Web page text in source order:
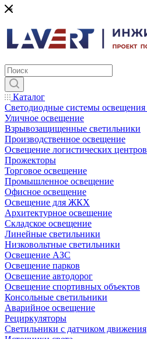
Каталог
Светодиодные системы освещения
Уличное освещение
Взрывозащищенные светильники
Производственное освещение
Освещение логистических центров
Прожекторы
Торговое освещение
Промышленное освещение
Офисное освещение
Освещение для ЖКХ
Архитектурное освещение
Складское освещение
Линейные светильники
Низковольтные светильники
Освещение АЗС
Освещение парков
Освещение автодорог
Освещение спортивных объектов
Консольные светильники
Аварийное освещение
Рециркуляторы
Светильники с датчиком движения
*